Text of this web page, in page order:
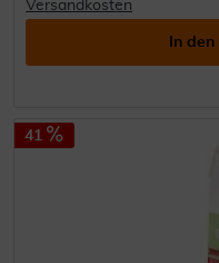
Versandkosten
In den
41